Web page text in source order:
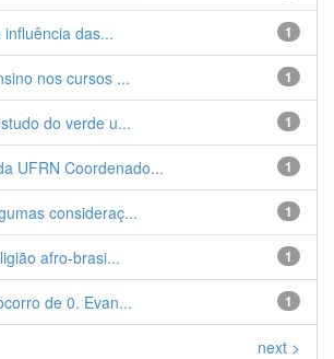
1
das...
1
nos cursos ...
1
do verde u...
1
UFRN Coordenado...
1
consideraç...
1
afro-brasi...
1
de 0. Evan...
next >